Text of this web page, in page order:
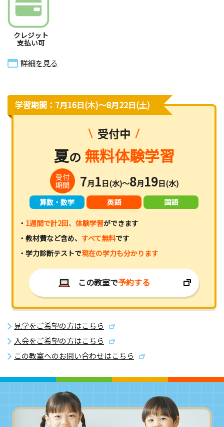
クレジット
支払い可
詳細を見る
学習期間：7月16日(木)〜8月22日(土)
受付中
夏の 無料体験学習
受付
期間
7月1日(水)～8月19日(水)
算数・数学 英語 国語
・ 1週間で計2回、体験学習ができます
・教材費など含め、 すべて無料です
・学力診断テストで現在の学力も分かります
この教室で予約する
見学をご希望の方はこちら
入会をご希望の方はこちら
この教室へのお問い合わせはこちら